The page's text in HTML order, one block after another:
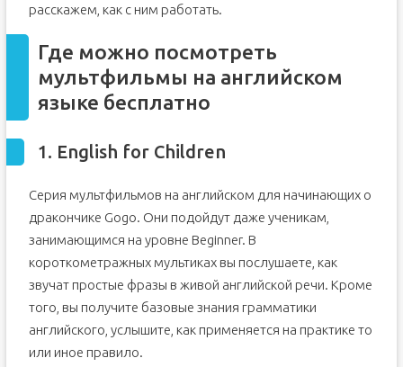
расскажем, как с ним работать.
Где можно посмотреть
мультфильмы на английском
языке бесплатно
1. English for Children
Серия мультфильмов на английском для начинающих о
дракончике Gogo. Они подойдут даже ученикам,
занимающимся на уровне Beginner. В
короткометражных мультиках вы послушаете, как
звучат простые фразы в живой английской речи. Кроме
того, вы получите базовые знания грамматики
английского, услышите, как применяется на практике то
или иное правило.